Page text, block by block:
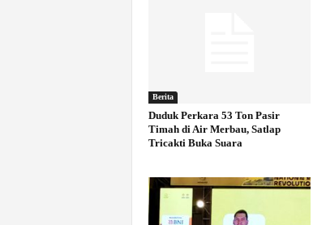
Berita
Duduk Perkara 53 Ton Pasir
Timah di Air Merbau, Satlap
Tricakti Buka Suara